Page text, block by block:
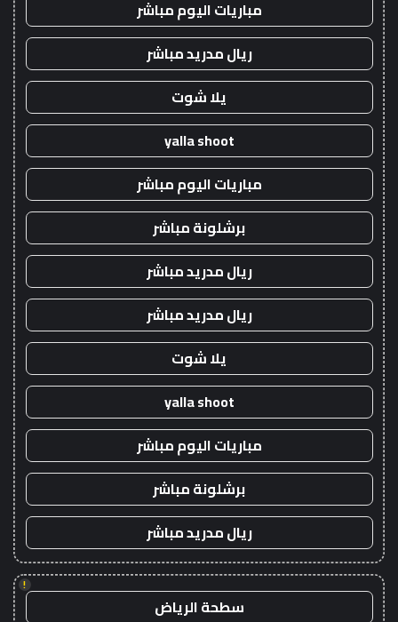
مباريات اليوم مباشر
ريال مدريد مباشر
يلا شوت
yalla shoot
مباريات اليوم مباشر
برشلونة مباشر
ريال مدريد مباشر
ريال مدريد مباشر
يلا شوت
yalla shoot
مباريات اليوم مباشر
برشلونة مباشر
ريال مدريد مباشر
!
سطحة الرياض